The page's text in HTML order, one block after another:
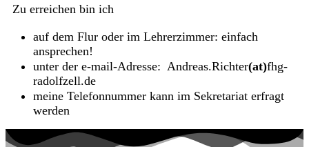
Zu erreichen bin ich
auf dem Flur oder im Lehrerzimmer: einfach
ansprechen!
unter der e-mail-Adresse: Andreas.Richter(at)fhg-
radolfzell.de
meine Telefonnummer kann im Sekretariat erfragt
werden